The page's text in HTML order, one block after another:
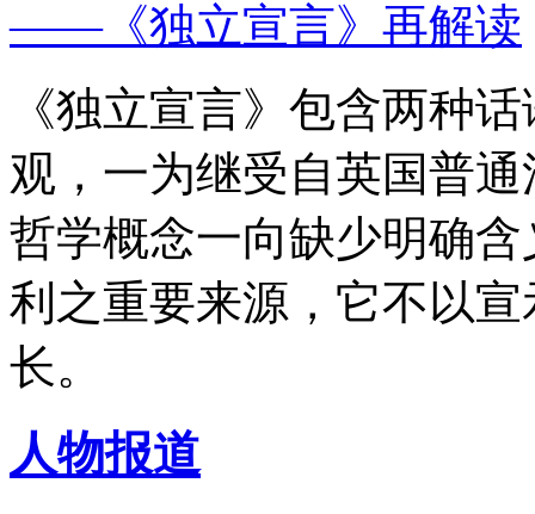
——《独立宣言》再解读
《独立宣言》包含两种
观，一为继受自英国普
哲学概念一向缺少明确
利之重要来源，它不以
长。
人物报道